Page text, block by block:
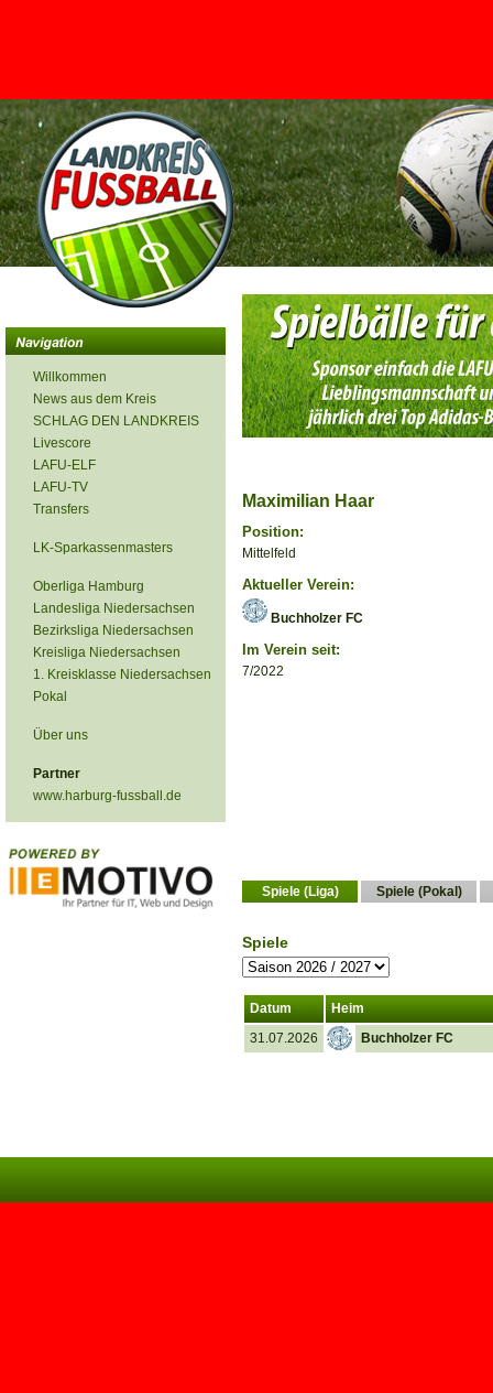
<
Willkommen
News aus dem Kreis
SCHLAG DEN LANDKREIS
Livescore
LAFU-ELF
LAFU-TV
Transfers
LK-Sparkassenmasters
Oberliga Hamburg
Landesliga Niedersachsen
Bezirksliga Niedersachsen
Kreisliga Niedersachsen
1. Kreisklasse Niedersachsen
Pokal
Über uns
Partner
www.harburg-fussball.de
Maximilian Haar
Position:
Mittelfeld
Aktueller Verein:
Buchholzer FC
Im Verein seit:
7/2022
Spiele (Liga) Spiele (Pokal)
Spiele
Datum
Heim
31.07.2026
Buchholzer FC